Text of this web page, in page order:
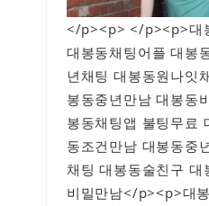
</p><p> </p><p>대
대봉동채팅어플 대봉
년채팅 대봉동원나잇
봉동중년만남 대봉동
봉동채팅앱 불팅무료
동조건만남 대봉동중
채팅 대봉동술친구 대
비밀만남</p><p>대